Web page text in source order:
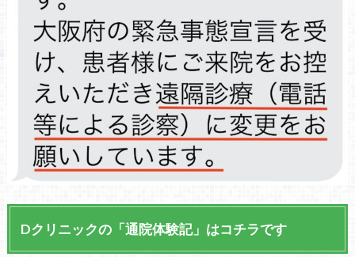
Dクリニックの「通院体験記」はコチラです